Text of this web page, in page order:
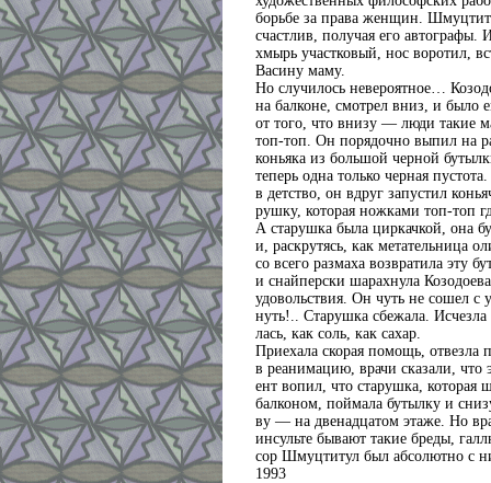
борьбе за права женщин.
счастлив, получая его автографы.
хмырь участковый, нос воротил,
Васину маму.
Но случилось невероятное…
на балконе, смотрел вниз, и было
от того, что внизу — люди такие
топ-топ. Он порядочно выпил на
коньяка из большой черной
теперь одна только черная
в детство, он вдруг запустил
рушку, которая ножками топ-топ
А старушка была циркачкой, она
и, раскрутясь, как метательница
со всего размаха возвратила эту
и снайперски шарахнула
удовольствия. Он чуть не сошел с
нуть!.. Старушка сбежала. Исчезла
лась, как соль, как сахар.
Приехала скорая помощь, отвезла
в реанимацию, врачи сказали,
ент вопил, что старушка, которая
балконом, поймала бутылку и
ву — на двенадцатом этаже. Но
инсульте бывают такие бреды,
сор Шмуцтитул был абсолютно с
1993